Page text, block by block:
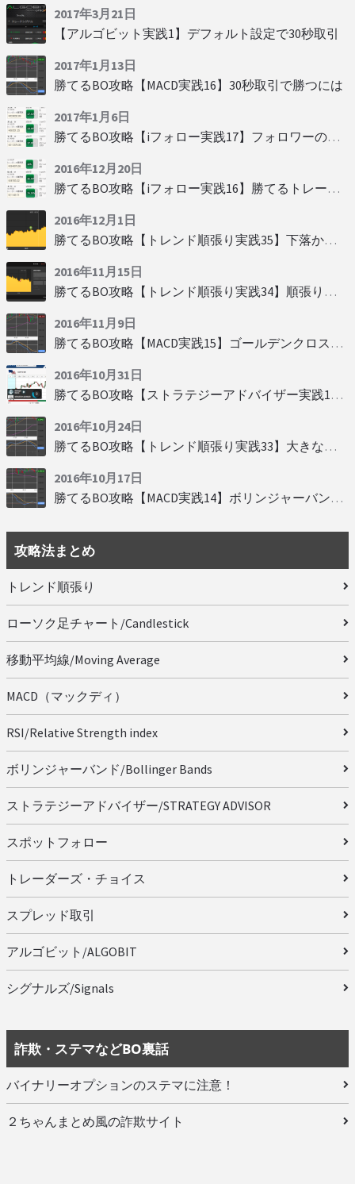
2017年3月21日
【アルゴビット実践1】デフォルト設定で30秒取引
2017年1月13日
勝てるBO攻略【MACD実践16】30秒取引で勝つには
2017年1月6日
勝てるBO攻略【iフォロー実践17】フォロワーの少ない人をフォローする
2016年12月20日
勝てるBO攻略【iフォロー実践16】勝てるトレーダーを見抜く
2016年12月1日
勝てるBO攻略【トレンド順張り実践35】下落からの反発を見極める
2016年11月15日
勝てるBO攻略【トレンド順張り実践34】順張りに適した変動
2016年11月9日
勝てるBO攻略【MACD実践15】ゴールデンクロスで勝つ
2016年10月31日
勝てるBO攻略【ストラテジーアドバイザー実践19】慌てず自動分析
2016年10月24日
勝てるBO攻略【トレンド順張り実践33】大きな変動にすべり込み
2016年10月17日
勝てるBO攻略【MACD実践14】ボリンジャーバンドとともに相場を読む
攻略法まとめ
トレンド順張り
ローソク足チャート/Candlestick
移動平均線/Moving Average
MACD（マックディ）
RSI/Relative Strength index
ボリンジャーバンド/Bollinger Bands
ストラテジーアドバイザー/STRATEGY ADVISOR
スポットフォロー
トレーダーズ・チョイス
スプレッド取引
アルゴビット/ALGOBIT
シグナルズ/Signals
詐欺・ステマなどBO裏話
バイナリーオプションのステマに注意！
２ちゃんまとめ風の詐欺サイト